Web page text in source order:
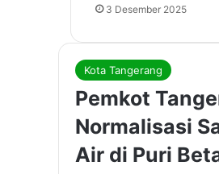
3 Desember 2025